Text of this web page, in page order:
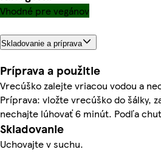
Vhodné pre vegánov
Skladovanie a príprava
Príprava a použitie
Vrecúško zalejte vriacou vodou a
Príprava: vložte vrecúško do šálky,
nechajte lúhovať 6 minút. Podľa
Skladovanie
Uchovajte v suchu.